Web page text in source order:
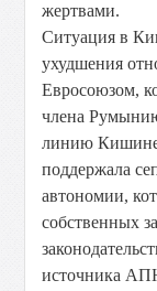
жертвами.
Ситуация в
ухудшения
Евросоюзом,
члена
линию
поддержала
автономии,
собственных
источника